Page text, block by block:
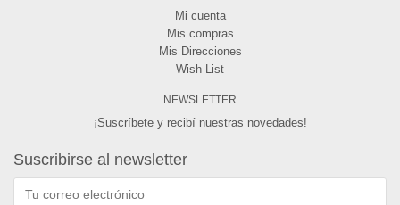
Mi cuenta
Mis compras
Mis Direcciones
Wish List
NEWSLETTER
¡Suscríbete y recibí nuestras novedades!
Suscribirse al newsletter